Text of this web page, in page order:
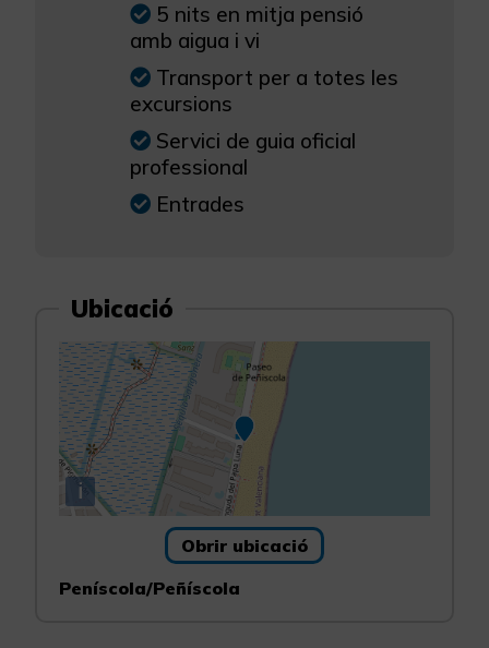
5 nits en mitja pensió
amb aigua i vi
Transport per a totes les
excursions
Servici de guia oficial
professional
Entrades
Ubicació
i
Obrir ubicació
Peníscola/Peñíscola